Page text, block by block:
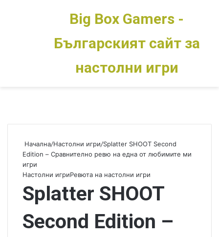
Switch skin
Big Box Gamers -
Българският сайт за
настолни игри
Начална/Настолни игри/Splatter SHOOT Second
Edition – Сравнително ревю на една от любимите ми
игри
Настолни игриРевюта на настолни игри
Splatter SHOOT
Second Edition –